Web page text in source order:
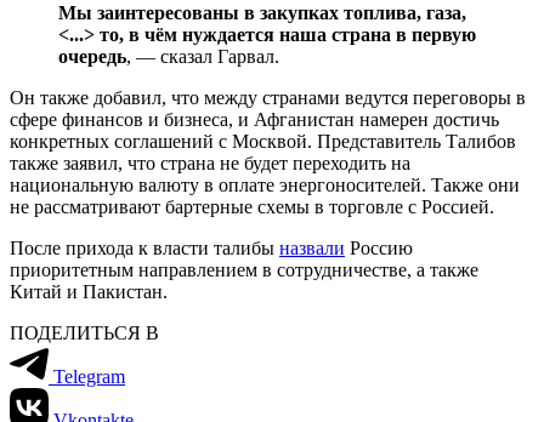
Мы заинтересованы в закупках топлива, газа,
<...> то, в чём нуждается наша страна в первую
очередь, — сказал Гарвал.
Он также добавил, что между странами ведутся переговоры в
сфере финансов и бизнеса, и Афганистан намерен достичь
конкретных соглашений с Москвой. Представитель Талибов
также заявил, что страна не будет переходить на
национальную валюту в оплате энергоносителей. Также они
не рассматривают бартерные схемы в торговле с Россией.
После прихода к власти талибы назвали Россию
приоритетным направлением в сотрудничестве, а также
Китай и Пакистан.
ПОДЕЛИТЬСЯ В
Telegram